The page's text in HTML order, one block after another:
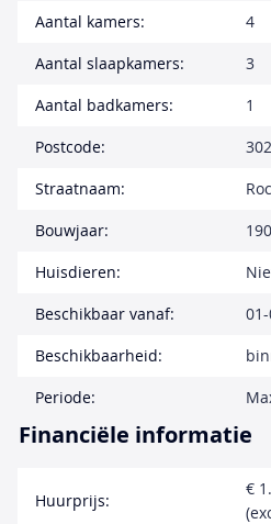
Aantal kamers:
4
Aantal slaapkamers:
3
Aantal badkamers:
1
Postcode:
Straatnaam:
Bouwjaar:
Huisdieren:
Beschikbaar vanaf:
Beschikbaarheid:
Periode:
Financiële informatie
Huurprijs:
€